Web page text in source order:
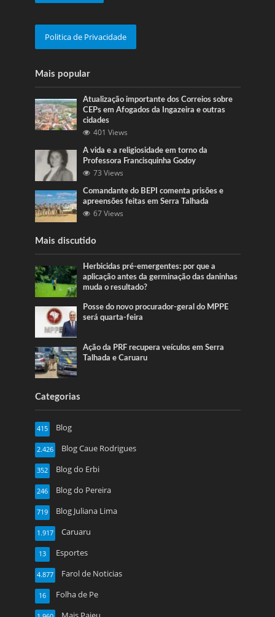
Politica de Privacidade
Mais popular
Atualização importante dos Correios sobre
CEPs em Afogados da Ingazeira e outras
cidades
401 Views
A vida e a religiosidade em torno da
Professora Francisquinha Godoy
73 Views
Comandante do BEPI comenta prisões e
apreensões feitas em Serra Talhada
67 Views
Mais discutido
Herbicidas pré-emergentes: por que a
aplicação antes da germinação das daninhas
muda o resultado?
Posse do novo procurador-geral do MPPE
será quarta-feira
Ação da PRF recupera veículos em Serra
Talhada e Caruaru
Categorias
Blog
415
Blog Caue Rodrigues
2.426
Blog do Erbi
352
Blog do Pereira
246
Blog Juliana Lima
719
Caruaru
1.917
Esportes
13
Farol de Noticias
4.877
Folha de Pe
16